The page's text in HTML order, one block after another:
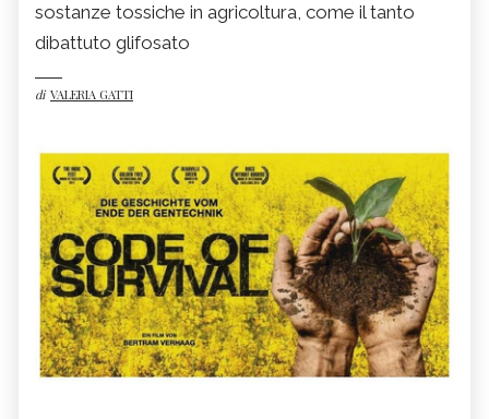
sostanze tossiche in agricoltura, come il tanto
dibattuto glifosato
di VALERIA GATTI